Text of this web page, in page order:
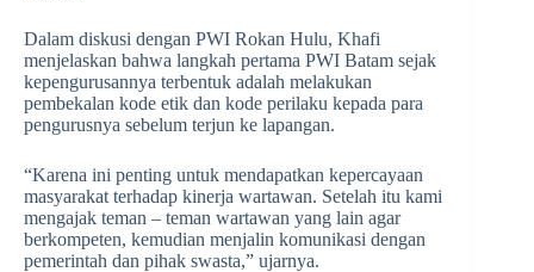
Dalam diskusi dengan PWI Rokan Hulu, Khafi
menjelaskan bahwa langkah pertama PWI Batam sejak
kepengurusannya terbentuk adalah melakukan
pembekalan kode etik dan kode perilaku kepada para
pengurusnya sebelum terjun ke lapangan.
“Karena ini penting untuk mendapatkan kepercayaan
masyarakat terhadap kinerja wartawan. Setelah itu kami
mengajak teman – teman wartawan yang lain agar
berkompeten, kemudian menjalin komunikasi dengan
pemerintah dan pihak swasta,” ujarnya.